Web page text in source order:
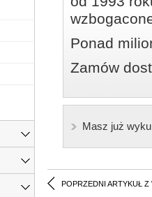
Ponad
Zamów
Masz już
POPRZEDNI ARTYKUŁ Z